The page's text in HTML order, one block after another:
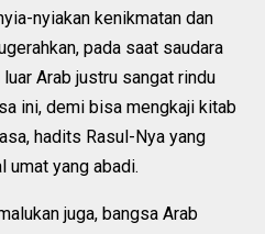
nyiakan kenikmatan dan
pada saat saudara
Arab justru sangat rindu
ini, demi bisa mengkaji kitab
hadits Rasul-Nya yang
umat yang abadi.
juga, bangsa Arab